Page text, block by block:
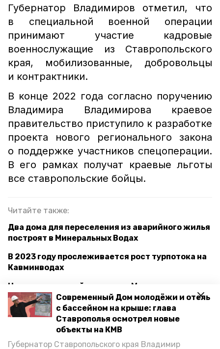
Современный Дом молодёжи и отель
с бассейном на крыше: глава
Ставрополья осмотрел новые
объекты на КМВ
Губернатор Ставропольского края Владимир
Губернатор Владимиров отметил, что
в специальной военной операции
принимают участие кадровые
военнослужащие из Ставропольского
края, мобилизованные, добровольцы
и контрактники.
В конце 2022 года согласно поручению
Владимира Владимирова краевое
правительство приступило к разработке
проекта нового регионального закона
о поддержке участников спецоперации.
В его рамках получат краевые льготы
все ставропольские бойцы.
Читайте также:
Два дома для переселения из аварийного жилья
построят в Минеральных Водах
В 2023 году прослеживается рост турпотока на
Кавминводах
На привокзальной площади в Минеральных
Водах обновят озеленение
губернатора ставрополья